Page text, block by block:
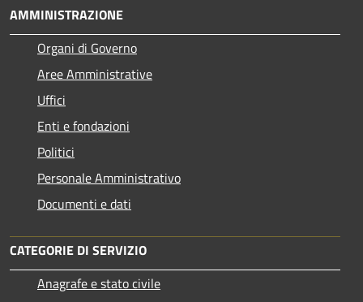
AMMINISTRAZIONE
Organi di Governo
Aree Amministrative
Uffici
Enti e fondazioni
Politici
Personale Amministrativo
Documenti e dati
CATEGORIE DI SERVIZIO
Anagrafe e stato civile